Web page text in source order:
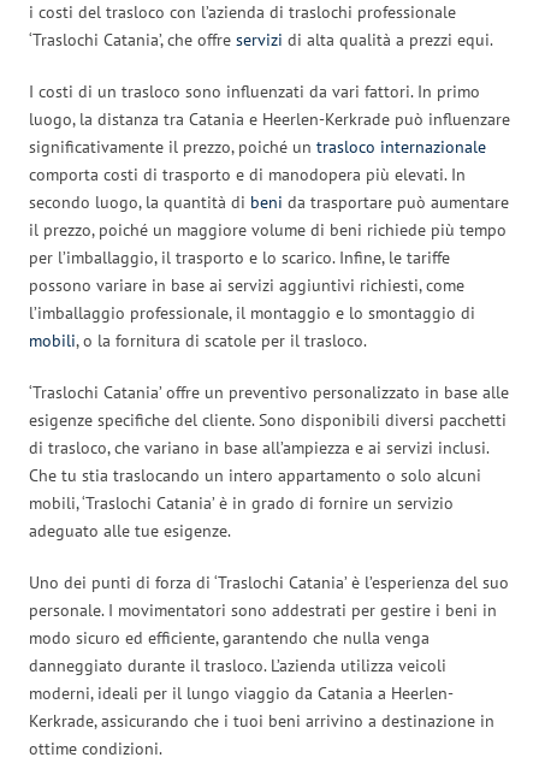
i costi del trasloco con l’azienda di traslochi professionale
‘Traslochi Catania’, che offre servizi di alta qualità a prezzi equi.
I costi di un trasloco sono influenzati da vari fattori. In primo
luogo, la distanza tra Catania e Heerlen-Kerkrade può influenzare
significativamente il prezzo, poiché un trasloco internazionale
comporta costi di trasporto e di manodopera più elevati. In
secondo luogo, la quantità di beni da trasportare può aumentare
il prezzo, poiché un maggiore volume di beni richiede più tempo
per l’imballaggio, il trasporto e lo scarico. Infine, le tariffe
possono variare in base ai servizi aggiuntivi richiesti, come
l’imballaggio professionale, il montaggio e lo smontaggio di
mobili, o la fornitura di scatole per il trasloco.
‘Traslochi Catania’ offre un preventivo personalizzato in base alle
esigenze specifiche del cliente. Sono disponibili diversi pacchetti
di trasloco, che variano in base all’ampiezza e ai servizi inclusi.
Che tu stia traslocando un intero appartamento o solo alcuni
mobili, ‘Traslochi Catania’ è in grado di fornire un servizio
adeguato alle tue esigenze.
Uno dei punti di forza di ‘Traslochi Catania’ è l’esperienza del suo
personale. I movimentatori sono addestrati per gestire i beni in
modo sicuro ed efficiente, garantendo che nulla venga
danneggiato durante il trasloco. L’azienda utilizza veicoli
moderni, ideali per il lungo viaggio da Catania a Heerlen-
Kerkrade, assicurando che i tuoi beni arrivino a destinazione in
ottime condizioni.